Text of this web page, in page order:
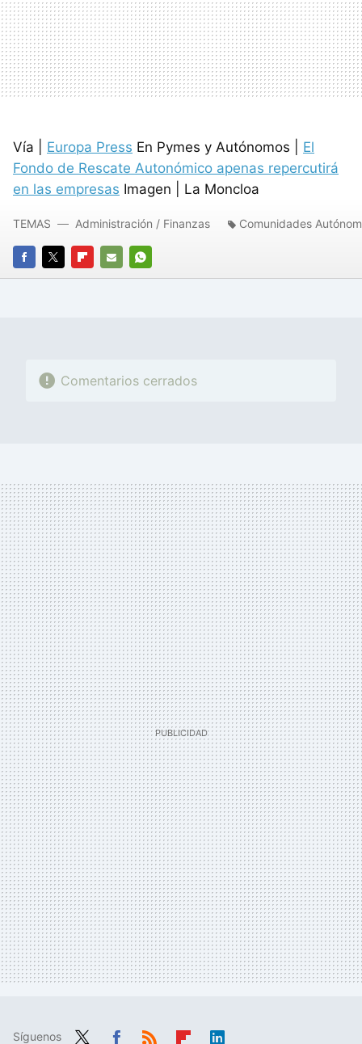
Vía | Europa Press En Pymes y Autónomos | El
Fondo de Rescate Autonómico apenas repercutirá
en las empresas Imagen | La Moncloa
FACEBOOK
TWITTERFLIPBOARD
E-
WHATSAPP
TEMAS Administración / Finanzas Comunidades
Comentarios cerrados
Síguenos